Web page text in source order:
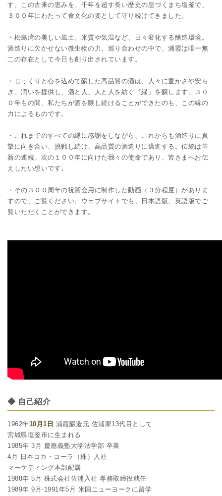
す。この古来の恵みを、千年を超す長い歴史の息づくまち塩釜で、
３００年にわたって食文化の要として守り続けてきました。
・松島湾の美しい風土。米質や気温など、日々変化する醸造環境。
酒造りに欠かせない微生物の力。巡り合わせの中で、浦霞は唯一無
二の存在として今日も創り出されています。
・じっくりと心を込めて醸した高品質の酒は、人々に豊かさや安ら
ぎ、潤いを提供し、酒と人、人と人を紡ぐ『縁』を醸します。３０
０年もの間、私たちが酒を醸し続けることができたのも、この縁の
力によるものです。
・これまでのすべての縁に感謝をしながら、これからも酒造りに真
摯に向き合い、挑戦し続け、高品質の酒造りに邁進する。伝統は革
新の連続。次の１００年に向けた我々の使命であり、皆さまへお伝
えしたい想いです。
・その３００周年の祝賀会用に制作した動画（３分程度）がありま
すので、ご覧ください。ウェブサイトでも、日本語版、英語版でご
覧いただくことができます。
◆ 自己紹介
1962年10月1日 浦霞醸造元 佐浦家13代目として
宮城県塩釜市に生まれる
1985年 3月 慶應義塾大学法学部 卒業
4月 日本コカ・コーラ（株）入社
マーケティング本部配属
1988年 5月 株式会社佐浦入社 専務取締役就任
1989年 9月-1991年5月 米国ニューヨークに留学